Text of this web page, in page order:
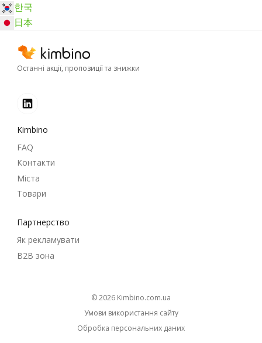
한국
日本
Останні акції, пропозиції та знижки
Kimbino
FAQ
Контакти
Міста
Товари
Партнерство
Як рекламувати
B2B зона
© 2026
kimbino.com.ua
Умови використання сайту
Обробка персональних даних